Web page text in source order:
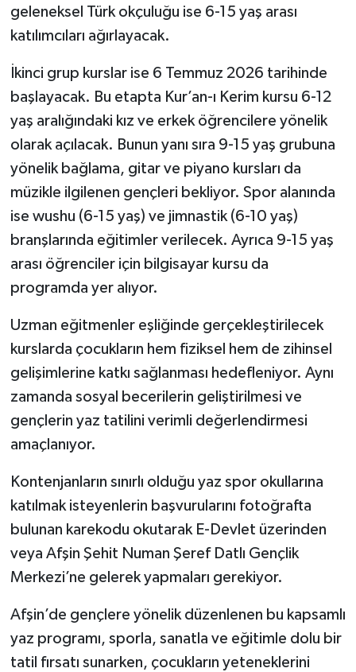
geleneksel Türk okçuluğu ise 6-15 yaş arası
katılımcıları ağırlayacak.
İkinci grup kurslar ise 6 Temmuz 2026 tarihinde
başlayacak. Bu etapta Kur’an-ı Kerim kursu 6-12
yaş aralığındaki kız ve erkek öğrencilere yönelik
olarak açılacak. Bunun yanı sıra 9-15 yaş grubuna
yönelik bağlama, gitar ve piyano kursları da
müzikle ilgilenen gençleri bekliyor. Spor alanında
ise wushu (6-15 yaş) ve jimnastik (6-10 yaş)
branşlarında eğitimler verilecek. Ayrıca 9-15 yaş
arası öğrenciler için bilgisayar kursu da
programda yer alıyor.
Uzman eğitmenler eşliğinde gerçekleştirilecek
kurslarda çocukların hem fiziksel hem de zihinsel
gelişimlerine katkı sağlanması hedefleniyor. Aynı
zamanda sosyal becerilerin geliştirilmesi ve
gençlerin yaz tatilini verimli değerlendirmesi
amaçlanıyor.
Kontenjanların sınırlı olduğu yaz spor okullarına
katılmak isteyenlerin başvurularını fotoğrafta
bulunan karekodu okutarak E-Devlet üzerinden
veya Afşin Şehit Numan Şeref Datlı Gençlik
Merkezi’ne gelerek yapmaları gerekiyor.
Afşin’de gençlere yönelik düzenlenen bu kapsamlı
yaz programı, sporla, sanatla ve eğitimle dolu bir
tatil fırsatı sunarken, çocukların yeteneklerini